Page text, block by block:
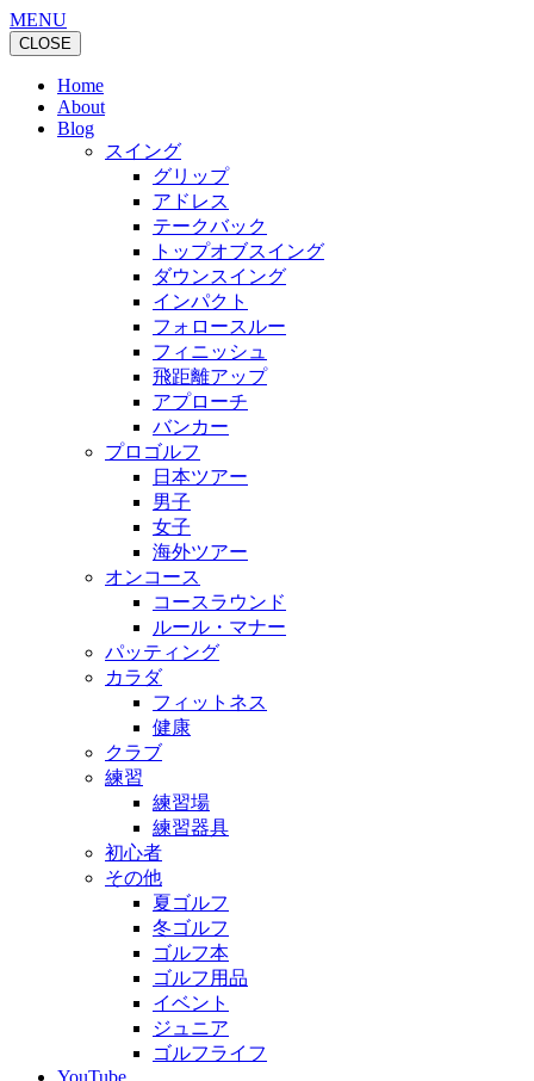
MENU
CLOSE
Home
About
Blog
スイング
グリップ
アドレス
テークバック
トップオブスイング
ダウンスイング
インパクト
フォロースルー
フィニッシュ
飛距離アップ
アプローチ
バンカー
プロゴルフ
日本ツアー
男子
女子
海外ツアー
オンコース
コースラウンド
ルール・マナー
パッティング
カラダ
フィットネス
健康
クラブ
練習
練習場
練習器具
初心者
その他
夏ゴルフ
冬ゴルフ
ゴルフ本
ゴルフ用品
イベント
ジュニア
ゴルフライフ
YouTube